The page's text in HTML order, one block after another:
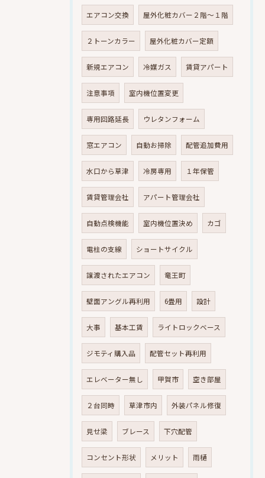
エアコン交換 屋外化粧カバー２階～１階
２トーンカラー 屋外化粧カバー定額
新規エアコン 冷媒ガス 賃貸アパート
注意事項 室内機位置変更
専用回路延長 ウレタンフォーム
窓エアコン 自動お掃除 配管追加費用
水口から草津 冷房専用 １年保管
賃貸管理会社 アパート管理会社
自動点検機能 室内機位置決め カゴ
電柱の支線 ショートサイクル
譲渡されたエアコン 竜王町
壁面アングル再利用 6畳用 設計
大事 基本工賃 ライトロックベース
ジモティ購入品 配管セット再利用
エレベーター無し 甲賀市 空き部屋
２台同時 草津市内 外装パネル修復
見せ梁 ブレース 下穴配管
コンセント形状 メリット 雨樋